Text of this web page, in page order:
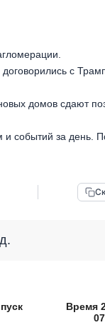
с
домов сдают
событий за день.
Время